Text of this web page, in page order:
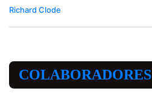
Richard Clode
COLABORADORES